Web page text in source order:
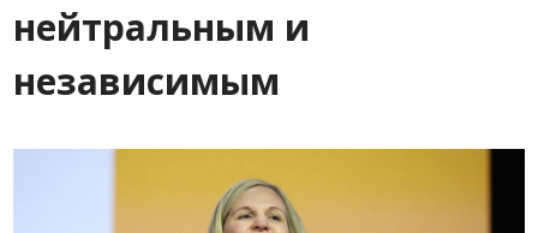
нейтральным и
независимым